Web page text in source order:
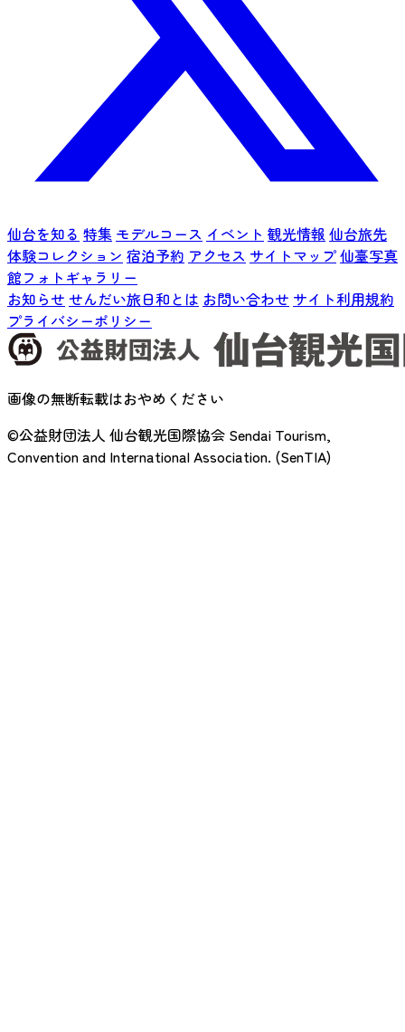
仙台を知る 特集 モデルコース イベント 観光情報 仙台旅先
体験コレクション 宿泊予約 アクセス サイトマップ仙臺写真
館フォトギャラリー
お知らせ せんだい旅日和とは お問い合わせ サイト利用規約
プライバシーポリシー
画像の無断転載はおやめください
©公益財団法人 仙台観光国際協会 Sendai Tourism,
Convention and International Association. (SenTIA)